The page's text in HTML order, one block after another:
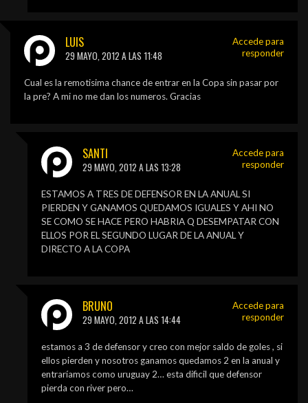
LUIS
29 MAYO, 2012 A LAS 11:48
Cual es la remotisima chance de entrar en la Copa sin pasar por
la pre? A mi no me dan los numeros. Gracias
Accede para
responder
SANTI
29 MAYO, 2012 A LAS 13:28
ESTAMOS A TRES DE DEFENSOR EN LA ANUAL SI
PIERDEN Y GANAMOS QUEDAMOS IGUALES Y AHI NO
SE COMO SE HACE PERO HABRIA Q DESEMPATAR CON
ELLOS POR EL SEGUNDO LUGAR DE LA ANUAL Y
DIRECTO A LA COPA
Accede para
responder
BRUNO
29 MAYO, 2012 A LAS 14:44
estamos a 3 de defensor y creo con mejor saldo de goles , si
ellos pierden y nosotros ganamos quedamos 2 en la anual y
entraríamos como uruguay 2… esta dificil que defensor
pierda con river pero…
Accede para
responder